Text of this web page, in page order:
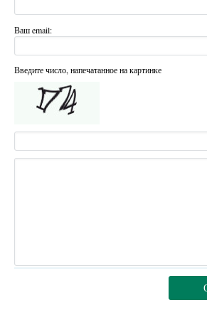
Ваш email:
Введите число, напечатанное на картинке